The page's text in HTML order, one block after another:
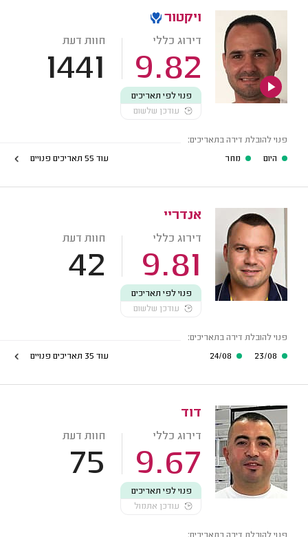
ויקטור
דירוג כללי
9.82
חוות דעת
1441
פנוי לפי תאריכים
עודכן שלשום
פנוי להובלת דירה בתאריכים:
היום
מחר עוד 55 תאריכים פנויים
אנדריי
דירוג כללי
9.81
חוות דעת
42
פנוי לפי תאריכים
עודכן שלשום
פנוי להובלת דירה בתאריכים:
עוד 35 תאריכים פנויים
דוד
דירוג כללי
9.67
חוות דעת
75
פנוי לפי תאריכים
עודכן אתמול